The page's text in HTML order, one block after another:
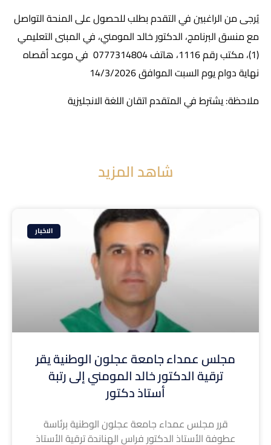
يُرجى من الراغبين في التقدم بطلب للحصول على المنحة التواصل
مع منسق البرنامج، الدكتور خالد المومني، في المبنى التعليمي
(1)، مكتب رقم 1116، هاتف 0777314804 في موعد أقصاه
نهاية دوام يوم السبت الموافق 14/3/2026
ملاحظة: يشترط في المتقدم اتقان اللغة الانجليزية
شاهد المزيد
الاخبار
مجلس عمداء جامعة عجلون الوطنية يقر
ترقية الدكتور خالد المومني إلى رتبة
أستاذ دكتور
قرر مجلس عمداء جامعة عجلون الوطنية برئاسة
عطوفة الأستاذ الدكتور فراس الهناندة ترقية الأستاذ